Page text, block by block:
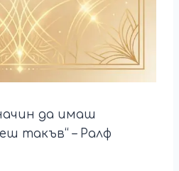
да имаш
такъв“ – Ралф